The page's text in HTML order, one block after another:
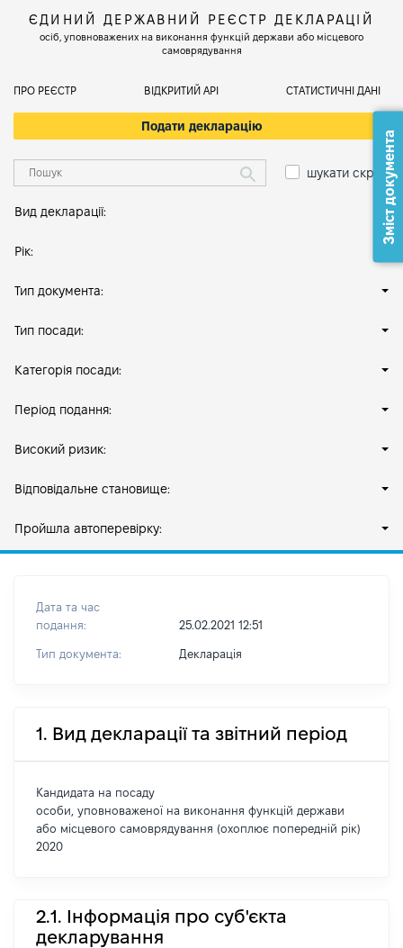
ЄДИНИЙ ДЕРЖАВНИЙ РЕЄСТР ДЕКЛАРАЦІЙ
осіб, уповноважених на виконання функцій держави або місцевого
самоврядування
ПРО РЕЄСТР ВІДКРИТИЙ АРІ СТАТИСТИЧНІ ДАНІ
Подати декларацію
шукати скрізь
Вид декларації:
Рік:
Тип документа:
Тип посади:
Категорія посади:
Період подання:
Високий ризик:
Відповідальне становище:
Пройшла автоперевірку:
Дата та час
подання:
25.02.2021 12:51
Тип документа: Декларація
1. Вид декларації та звітний період
Кандидата на посаду
особи, уповноваженої на виконання функцій держави
або місцевого самоврядування (охоплює попередній рік)
2020
2.1. Інформація про суб'єкта
декларування
Зміст документа